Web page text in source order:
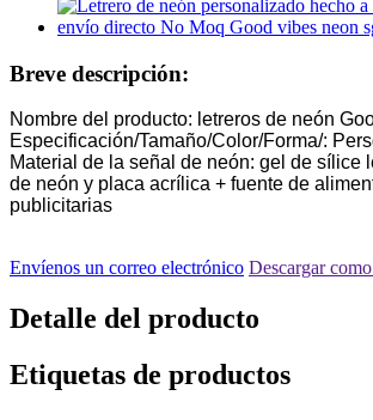
Breve descripción:
Nombre del producto: letreros de neón
Especificación/Tamaño/Color/Forma/:
Material de la señal de neón: gel de sílice
de neón y placa acrílica + fuente de
publicitarias
Envíenos un correo electrónico Descargar
Detalle del producto
Etiquetas de productos